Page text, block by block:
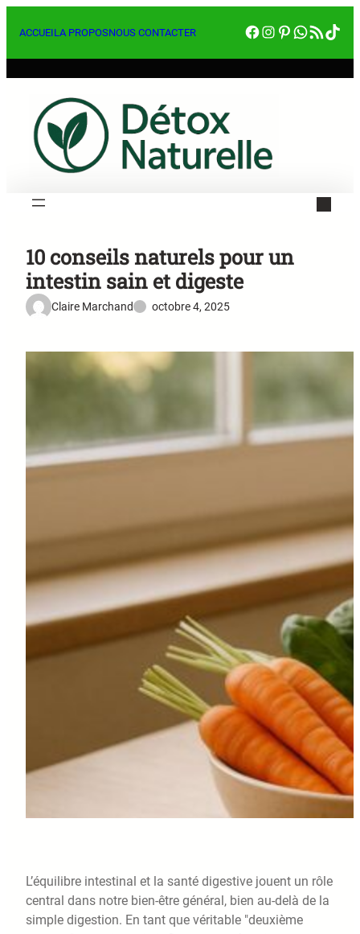
auACCUEILA PROPOSNOUS CONTACTER Facebook
Instagram
Pinterest
RSS Feed
10 conseils naturels pour un
intestin sain et digeste
Claire Marchand octobre 4, 2025
L’équilibre intestinal et la santé digestive jouent un rôle
central dans notre bien-être général, bien au-delà de la
simple digestion. En tant que véritable "deuxième